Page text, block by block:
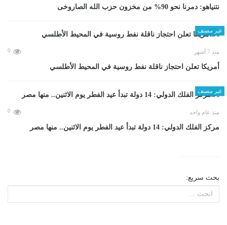
نتنياهو: دمرنا نحو 90% من مخزون حزب الله الصاروخى
غير مصنف
منذ 7 أشهر 0
أمريكا تعلن احتجاز ناقلة نفط روسية في المحيط الأطلسي
غير مصنف
منذ عام واحد 0
مركز الفلك الدولي: 14 دولة تبدأ عيد الفطر يوم الاثنين.. منها مصر
بحث سريع: